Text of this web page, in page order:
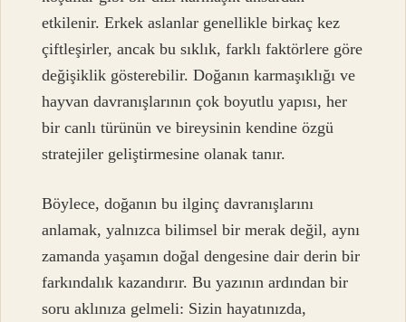
etkilenir. Erkek aslanlar genellikle birkaç kez
çiftleşirler, ancak bu sıklık, farklı faktörlere göre
değişiklik gösterebilir. Doğanın karmaşıklığı ve
hayvan davranışlarının çok boyutlu yapısı, her
bir canlı türünün ve bireysinin kendine özgü
stratejiler geliştirmesine olanak tanır.
Böylece, doğanın bu ilginç davranışlarını
anlamak, yalnızca bilimsel bir merak değil, aynı
zamanda yaşamın doğal dengesine dair derin bir
farkındalık kazandırır. Bu yazının ardından bir
soru aklınıza gelmeli: Sizin hayatınızda,